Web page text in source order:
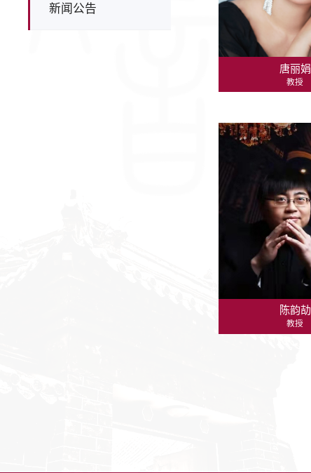
新闻公告
唐丽娟
教授
陈韵劼
教授